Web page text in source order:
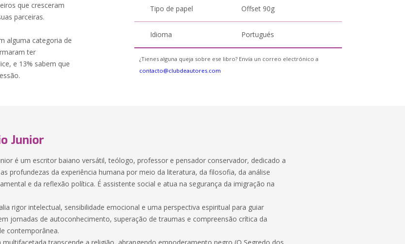
que cresceram
parceiras.
alguma categoria de
ter
e 13% sabem que
Tipo de papel Offset 90g
Idioma Portugués
¿Tienes alguna queja sobre ese libro? Envía un correo electrónico a
contacto@clubdeautores.com
Junior
é um escritor baiano versátil, teólogo, professor e pensador conservador, dedicado a
profundezas da experiência humana por meio da literatura, da filosofia, da análise
e da reflexão política. É assistente social e atua na segurança da imigração na
rigor intelectual, sensibilidade emocional e uma perspectiva espiritual para guiar
jornadas de autoconhecimento, superação de traumas e compreensão crítica da
contemporânea.